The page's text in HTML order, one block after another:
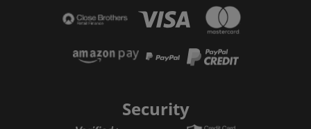
Security